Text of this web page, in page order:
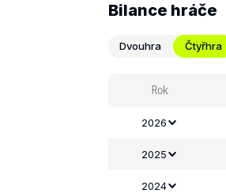
Bilance hráče
Dvouhra Čtyřhra
Rok
2026
2025
2024